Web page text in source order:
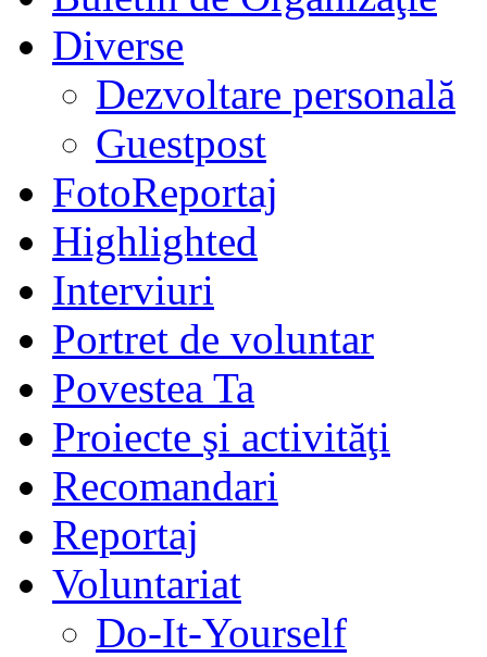
Diverse
Dezvoltare personală
Guestpost
FotoReportaj
Highlighted
Interviuri
Portret de voluntar
Povestea Ta
Proiecte şi activităţi
Recomandari
Reportaj
Voluntariat
Do-It-Yourself